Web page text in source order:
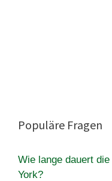
Populäre Fragen
Wie lange dauert
York?